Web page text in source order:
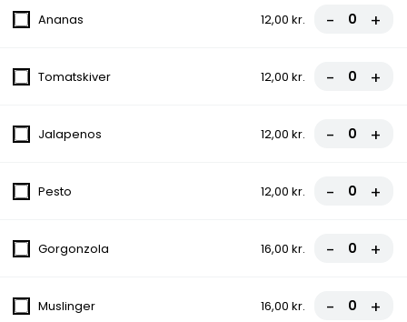
Tomatsauce, Ost, Pepperoni
Tomatsauce, Ost, Skinke, Champignon
Tomatsauce, Ost, Kødboller, Chili NORMAL
Ananas 12,00 kr. - +
Tomatskiver 12,00 kr. - +
Jalapenos 12,00 kr. - +
Pesto 12,00 kr. - +
Gorgonzola 16,00 kr. - +
Muslinger 16,00 kr. - +